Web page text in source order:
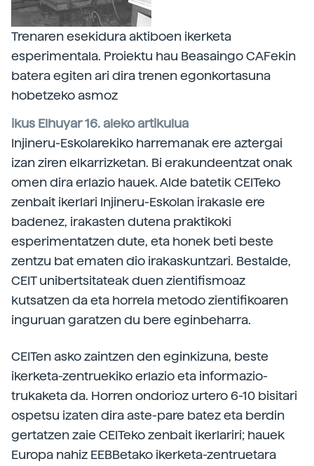
Trenaren esekidura aktiboen ikerketa
esperimentala. Proiektu hau Beasaingo CAFekin
batera egiten ari dira trenen egonkortasuna
hobetzeko asmoz
ikus Elhuyar 16. aleko artikulua
Injineru-Eskolarekiko harremanak ere aztergai
izan ziren elkarrizketan. Bi erakundeentzat onak
omen dira erlazio hauek. Alde batetik CEITeko
zenbait ikerlari Injineru-Eskolan irakasle ere
badenez, irakasten dutena praktikoki
esperimentatzen dute, eta honek beti beste
zentzu bat ematen dio irakaskuntzari. Bestalde,
CEIT unibertsitateak duen zientifismoaz
kutsatzen da eta horrela metodo zientifikoaren
inguruan garatzen du bere eginbeharra.
CEITen asko zaintzen den eginkizuna, beste
ikerketa-zentruekiko erlazio eta informazio-
trukaketa da. Horren ondorioz urtero 6-10 bisitari
ospetsu izaten dira aste-pare batez eta berdin
gertatzen zaie CEITeko zenbait ikerlariri; hauek
Europa nahiz EEBBetako ikerketa-zentruetara